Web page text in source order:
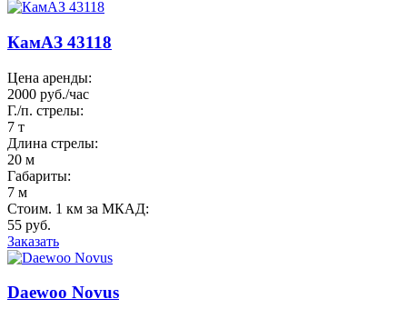
КамАЗ 43118
Цена аренды:
2000 руб./час
Г./п. стрелы:
7 т
Длина стрелы:
20 м
Габариты:
7 м
Стоим. 1 км за МКАД:
55 руб.
Заказать
Daewoo Novus